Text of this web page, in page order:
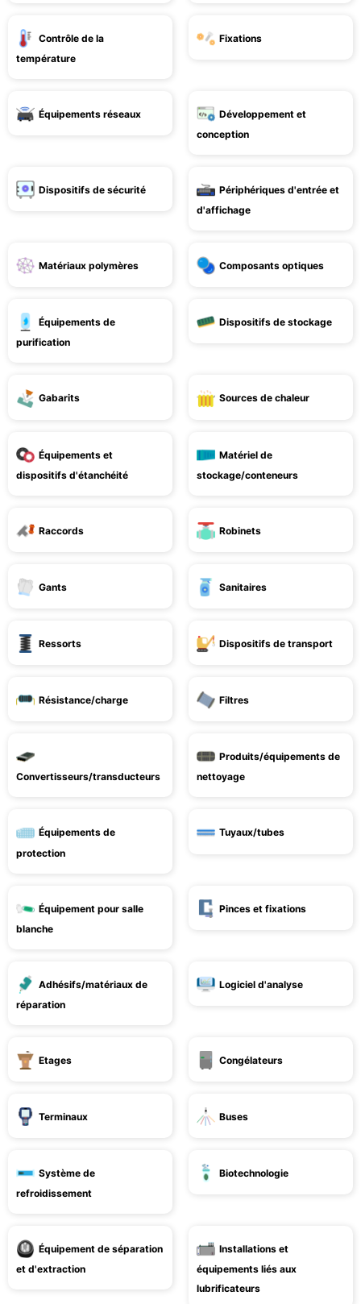
Contrôle de la
température
Fixations
Équipements réseaux
Développement et
conception
Dispositifs de sécurité
Périphériques d'entrée et
d'affichage
Matériaux polymères Composants optiques
Équipements de
purification
Dispositifs de stockage
Gabarits Sources de chaleur
Équipements et
dispositifs d'étanchéité
Matériel de
stockage/conteneurs
Raccords Robinets
Gants Sanitaires
Ressorts Dispositifs de transport
Résistance/charge Filtres
Convertisseurs/transducteurs
Produits/équipements de
nettoyage
Équipements de
protection
Tuyaux/tubes
Équipement pour salle
blanche
Pinces et fixations
Adhésifs/matériaux de
réparation
Logiciel d'analyse
Etages Congélateurs
Terminaux Buses
Système de
refroidissement
Biotechnologie
Équipement de séparation
et d'extraction
Installations et
équipements liés aux
lubrificateurs